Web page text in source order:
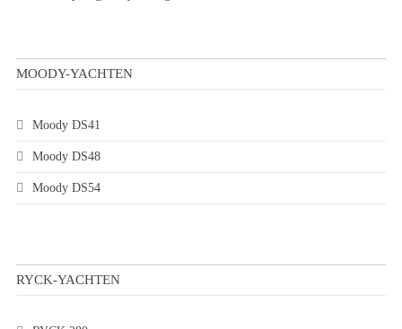
MOODY-YACHTEN
Moody DS41
Moody DS48
Moody DS54
RYCK-YACHTEN